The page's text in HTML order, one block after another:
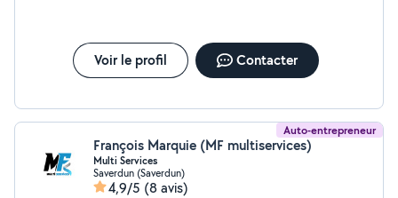
Voir le profil Contacter
Auto-entrepreneur
François Marquie (MF multiservices)
Multi Services
Saverdun (Saverdun)
4,9/5 (8 avis)